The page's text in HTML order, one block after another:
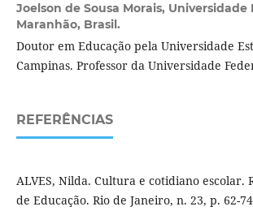
Joelson de Sousa Morais, Universidade
Maranhão, Brasil.
Doutor em Educação pela Universidade
Campinas. Professor da Universidade
REFERÊNCIAS
ALVES, Nilda. Cultura e cotidiano escolar.
de Educação. Rio de Janeiro, n. 23, p. 62-